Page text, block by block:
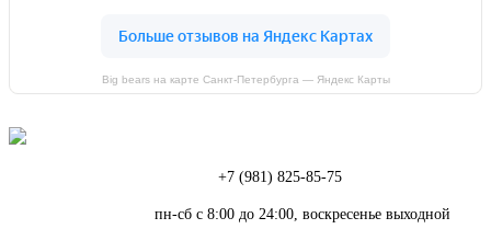
Big bears на карте Санкт‑Петербурга — Яндекс Карты
+7 (981) 825-85-75
пн-сб с 8:00 до 24:00, воскресенье выходной